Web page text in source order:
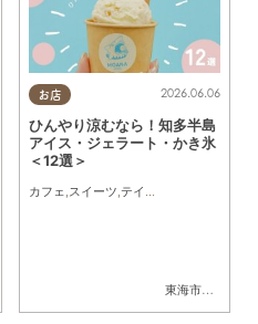
お店
東海市
,大府市
2026.06.06
ひんやり涼むなら！知多半島
アイス・ジェラート・かき氷
＜12選＞
カフェ,スイーツ,テイクアウト